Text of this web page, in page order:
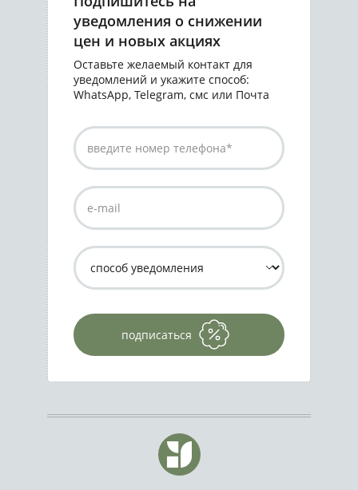
уведомления о снижении
цен и новых акциях
Оставьте желаемый контакт для
уведомлений и укажите способ:
WhatsApp, Telegram, смс или Почта
подписаться